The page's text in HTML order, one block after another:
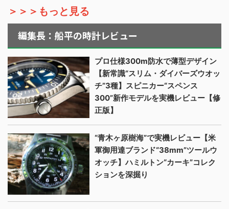
＞＞＞もっと見る
編集長：船平の時計レビュー
プロ仕様300m防水で薄型デザイン
【新常識“スリム・ダイバーズウオッ
チ”3種】スピニカー“スペンス
300”新作モデルを実機レビュー【修
正版】
“青木ヶ原樹海”で実機レビュー【米
軍御用達ブランド“38mm”ツールウ
オッチ】ハミルトン“カーキ”コレク
ションを深掘り